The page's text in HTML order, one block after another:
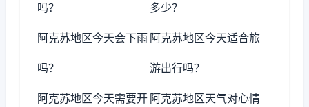
吗？ 多少？
阿克苏地区今天会下雨
吗？
阿克苏地区今天适合旅
游出行吗？
阿克苏地区今天需要开 阿克苏地区天气对心情